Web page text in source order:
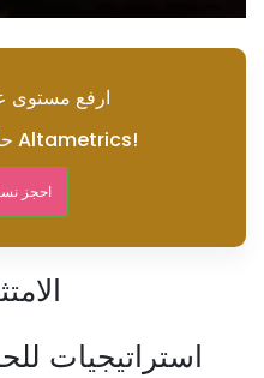
ارفع مستوى
حلول جرد سريعة مع Altametrics!
احجز
استراتيجيات